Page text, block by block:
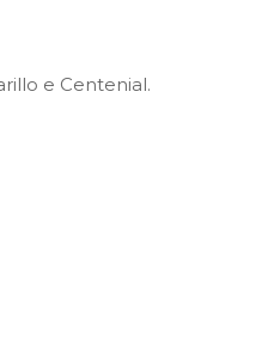
e Centenial.